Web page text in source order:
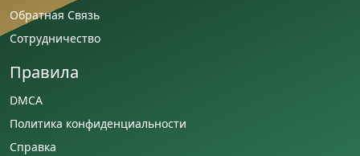
Обратная Связь
Сотрудничество
Правила
DMCA
Политика конфиденциальности
Справка